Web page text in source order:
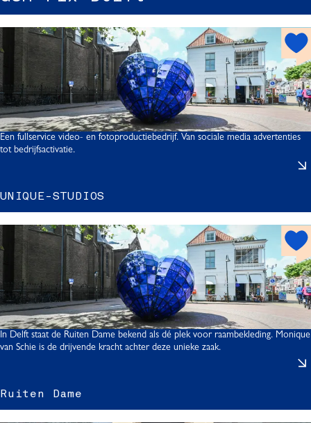
F
i
l
UNIQUE-STUDIOS
I
-
S
h
t
s
p
t
Een fullservice video- en fotoproductiebedrijf. Van sociale media advertenties
tot bedrijfsactivatie.
Ruiten Dame
i
h
t
s
p
t
In Delft staat de Ruiten Dame bekend als dé plek voor raambekleding. Monique
van Schie is de drijvende kracht achter deze unieke zaak.